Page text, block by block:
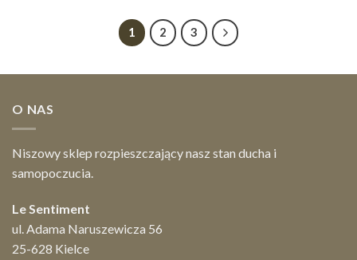
1 2 3
O NAS
Niszowy sklep rozpieszczający nasz stan ducha i
samopoczucia.
Le Sentiment
ul. Adama Naruszewicza 56
25-628 Kielce